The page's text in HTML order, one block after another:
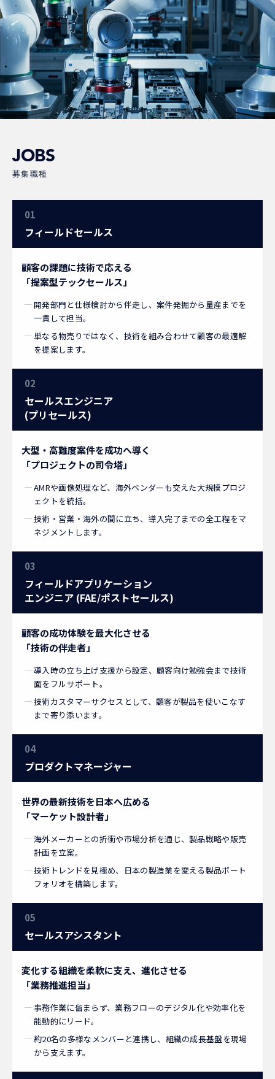
JOBS
募集職種
01
フィールドセールス
顧客の課題に技術で応える
「提案型テックセールス」
開発部門と仕様検討から伴走し、案件発掘から量産までを
一貫して担当。
単なる物売りではなく、技術を組み合わせて顧客の最適解
を提案します。
02
セールスエンジニア
(プリセールス)
大型・高難度案件を成功へ導く
「プロジェクトの司令塔」
AMRや画像処理など、海外ベンダーも交えた大規模プロジ
ェクトを統括。
技術・営業・海外の間に立ち、導入完了までの全工程をマ
ネジメントします。
03
フィールドアプリケーション
エンジニア (FAE/ポストセールス)
顧客の成功体験を最大化させる
「技術の伴走者」
導入時の立ち上げ支援から設定、顧客向け勉強会まで技術
面をフルサポート。
技術カスタマーサクセスとして、顧客が製品を使いこなす
まで寄り添います。
04
プロダクトマネージャー
世界の最新技術を日本へ広める
「マーケット設計者」
海外メーカーとの折衝や市場分析を通じ、製品戦略や販売
計画を立案。
技術トレンドを見極め、日本の製造業を変える製品ポート
フォリオを構築します。
05
セールスアシスタント
変化する組織を柔軟に支え、進化させる
「業務推進担当」
事務作業に留まらず、業務フローのデジタル化や効率化を
能動的にリード。
約20名の多様なメンバーと連携し、組織の成長基盤を現場
から支えます。